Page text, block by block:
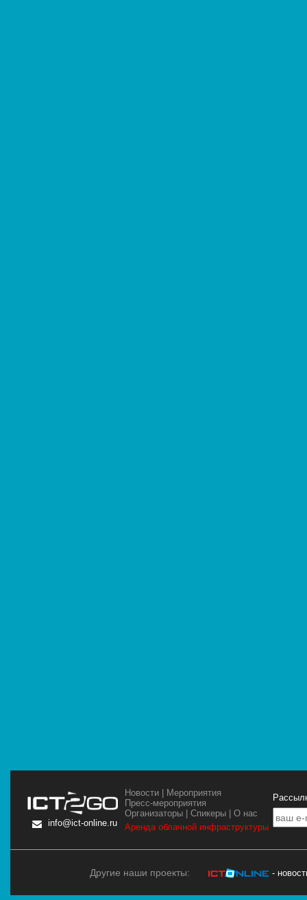
info@ict-online.ru
Новости
Мероприятия
Пресс-мероприятия
Организаторы |Спикеры |О нас
Аренда облачной инфраструктуры
Другие наши проекты: -